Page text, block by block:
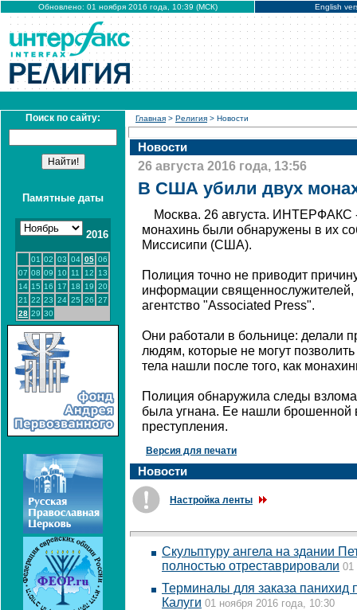
Обновлено: 01 ноября 2016 года, 10:39 (МСК) English
Поиск по сайту:
Памятные даты
2016
01 02 03 04 05 06
07 08 09 10 11 12
13
14 15 16 17 18 19 20
21 22 23 24 25 26 27
28 29 30
Главная > Религия > Новости
Новости
26 августа 2016 года, 13:56
В США убили двух
Москва. 26 августа. ИНТЕРФАКС -
монахинь были обнаружены в их
Миссисипи (США).
Полиция точно не приводит
информации
агентство "Associated Press".
Они работали в больнице: делали
людям, которые не могут
тела нашли после того, как
Полиция обнаружила следы
была угнана. Ее нашли брошенной
преступления.
Версия для печати
Новости
Настройка ленты
Скульптуру ангела на здании
полностью отреставрировали 01
Терминалы для заказа панихид
Калуги 01 ноября 2016 года, 10:30